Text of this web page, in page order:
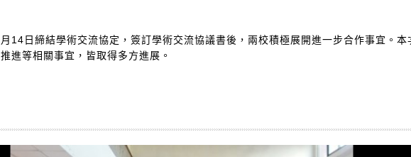
14日締結學術交流協定，簽訂學術交流協議書後，兩校積極展開進一步合作事宜。
進等相關事宜，皆取得多方進展。